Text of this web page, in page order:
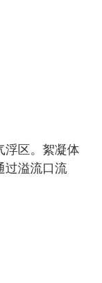
浮区。絮凝体
过溢流口流